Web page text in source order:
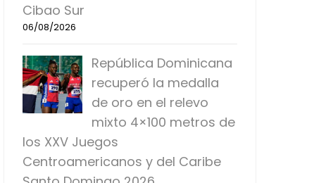
Cibao Sur
06/08/2026
República Dominicana
recuperó la medalla
de oro en el relevo
mixto 4×100 metros de
los XXV Juegos
Centroamericanos y del Caribe